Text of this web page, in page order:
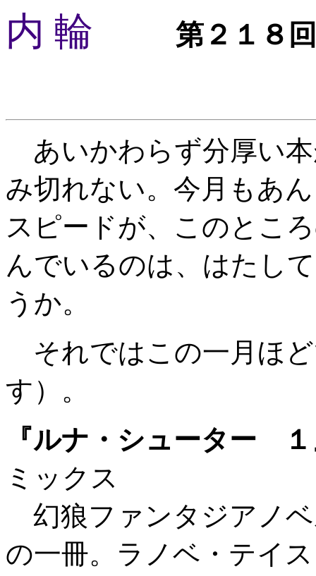
内 輪 第２１８回
あいかわらず分厚い
み切れない。今月もあ
スピードが、このとこ
んでいるのは、はたし
うか。
それではこの一月ほ
す）。
『ルナ・シューター
ミックス
幻狼ファンタジアノ
の一冊。ラノベ・テイ